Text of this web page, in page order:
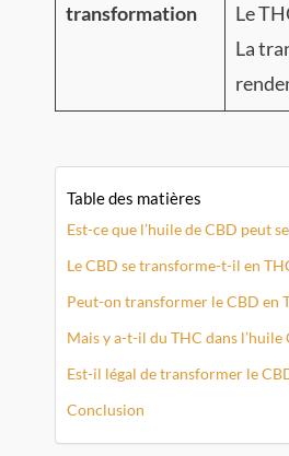
transformation
Le
La
Table des matières
Est-ce que l’huile de CBD peut
Le CBD se transforme-t-il en
Peut-on transformer le CBD en
Mais y a-t-il du THC dans l’huile
Est-il légal de transformer le
Conclusion